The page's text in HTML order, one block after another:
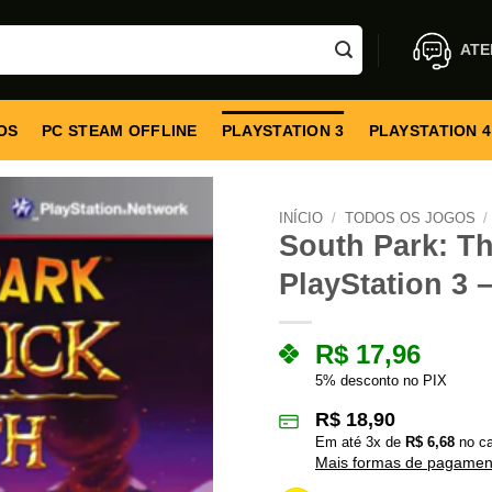
PC STEAM OFFLINE PLAYSTATION 3 PLAYSTATION 4
INÍCIO / TODOS OS JOGOS /
South Park:
PlayStation 3
R$ 17,96
5% desconto no PIX
R$ 18,90
Em até 3x de R$ 6,68 no
Mais formas de